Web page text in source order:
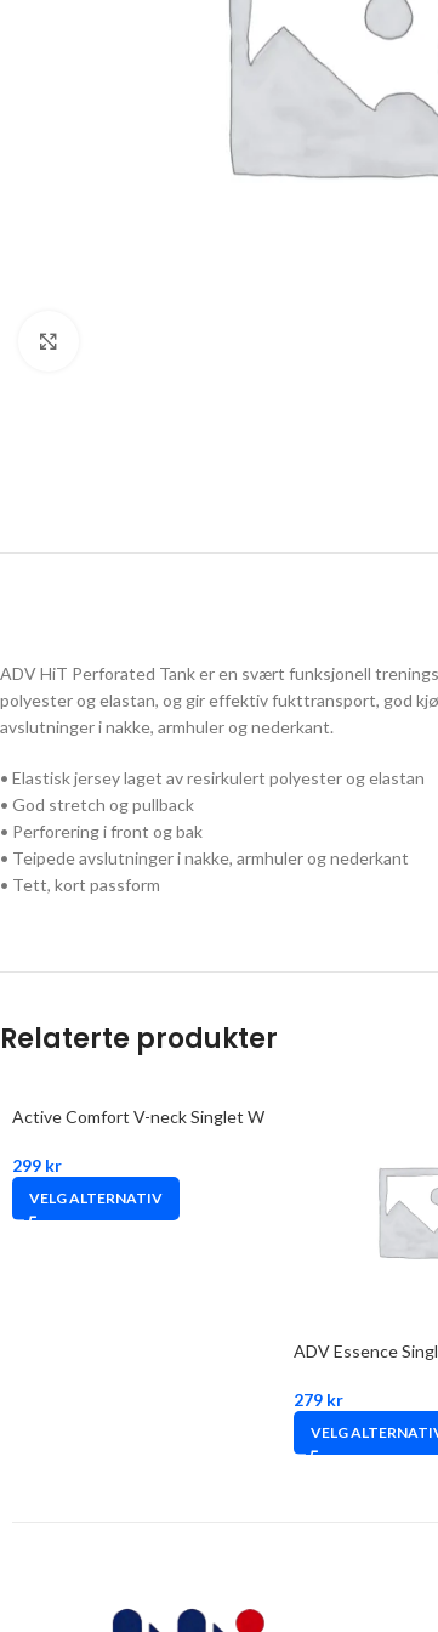
ADV HiT Perforated Tank er en svært funksjonell
polyester og elastan, og gir effektiv fukttransport, god
avslutninger i nakke, armhuler og nederkant.
• Elastisk jersey laget av resirkulert polyester og elastan
• God stretch og pullback
• Perforering i front og bak
• Teipede avslutninger i nakke, armhuler og nederkant
• Tett, kort passform
Relaterte produkter
Active Comfort V-neck Singlet W
299 kr
VELG ALTERNATIV
ADV Essence
279 kr
VELG